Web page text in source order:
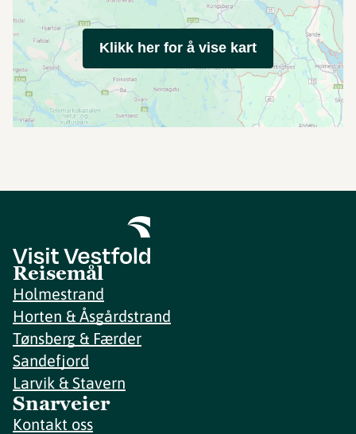
Klikk her for å vise kart
Reisemål
Holmestrand
Horten & Åsgårdstrand
Tønsberg & Færder
Sandefjord
Larvik & Stavern
Snarveier
Kontakt oss